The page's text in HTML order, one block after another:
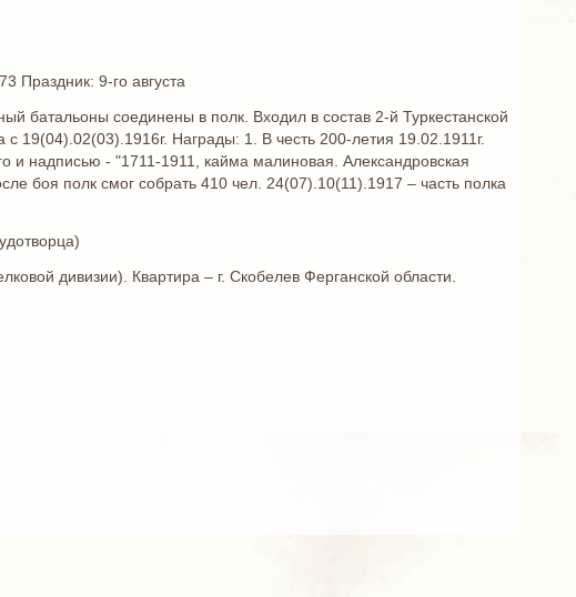
Праздник: 9-го августа
батальоны соединены в полк. Входил в состав 2-й Туркестанской
19(04).02(03).1916г. Награды: 1. В честь 200-летия 19.02.1911г.
и надписью - "1711-1911, кайма малиновая. Александровская
боя полк смог собрать 410 чел. 24(07).10(11).1917 – часть полка
дивизии). Квартира – г. Скобелев Ферганской области.